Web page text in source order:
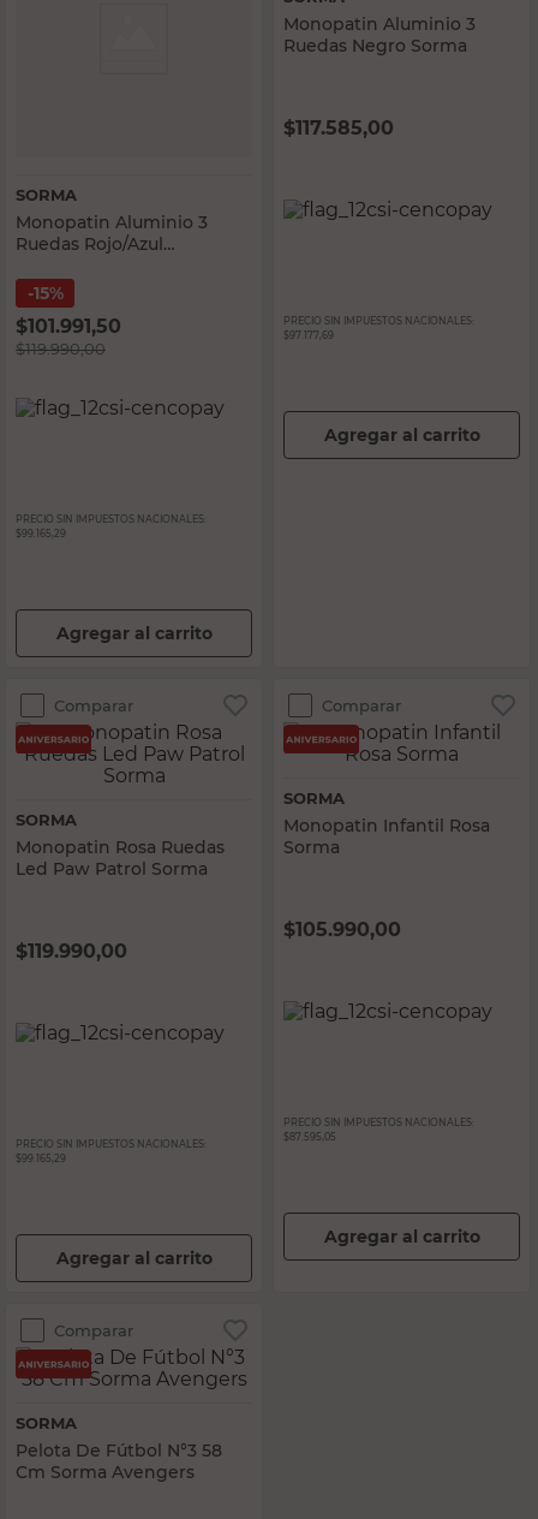
SORMA
Monopatin Aluminio 3
Ruedas Rojo/Azul
15%
$101.991,50
$119.990,00
PRECIO SIN IMPUESTOS NACIONALES:
$99.165,29
Agregar al carrito
Monopatin Aluminio 3
Ruedas Negro Sorma
$117.585,00
PRECIO SIN IMPUESTOS NACIONALES:
$97.177,69
Agregar al carrito
Comparar
SORMA
Monopatin Rosa Ruedas
Led Paw Patrol Sorma
$119.990,00
PRECIO SIN IMPUESTOS NACIONALES:
$99.165,29
Agregar al carrito
Comparar
SORMA
Monopatin Infantil Rosa
Sorma
$105.990,00
PRECIO SIN IMPUESTOS NACIONALES:
$87.595,05
Agregar al carrito
Comparar
SORMA
Pelota De Fútbol N°3 58
Cm Sorma Avengers